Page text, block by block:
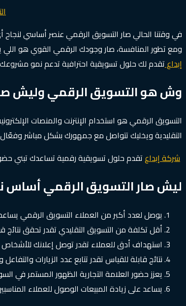
في وقتنا الحالي صار التسويق الرقمي عنصر أساسي
ومع تطور المنافسة، صار وجودك الرقمي القوي هو
إبداعتقدم لك حلول تسويقية احترافية تدعم نمو
وش هو التسويق الرقمي وليش
التسويق الرقمي هو استخدام الإنترنت والمنصات
التقليدية ويخليك تتواصل مع جمهورك بشكل مباشر
شركة إبداعتقدم حلول تسويقية رقمية تساعدك تبني
ليش صار التسويق الرقمي أساس
يوصل لعدد أكبر من العملاء التسويق الرقمي
أقل تكلفة من التسويق التقليدي تقدر تحقق نتائج
استهداف أدق للعملاء تقدر توصل إعلانك
نتائج قابلة للقياس تقدر تتابع عدد الزيارات
يعزز حضور العلامة التجارية الظهور المستمر في
يساعد على زيادة المبيعات الوصول للعملاء